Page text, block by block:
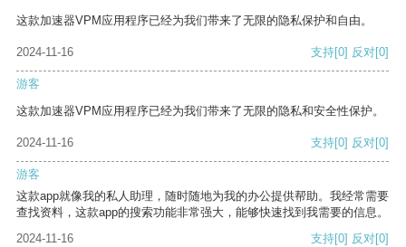
这款加速器VPM应用程序已经为我们带来了无限的隐私保护和自由。
2024-11-16 支持[0] 反对[0]
游客
这款加速器VPM应用程序已经为我们带来了无限的隐私和安全性保护。
2024-11-16 支持[0] 反对[0]
游客
这款app就像我的私人助理，随时随地为我的办公提供帮助。我经常需要
查找资料，这款app的搜索功能非常强大，能够快速找到我需要的信息。
2024-11-16
支持[0] 反对[0]